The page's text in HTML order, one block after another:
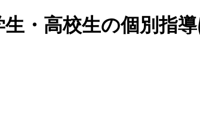
・高校生の個別指導